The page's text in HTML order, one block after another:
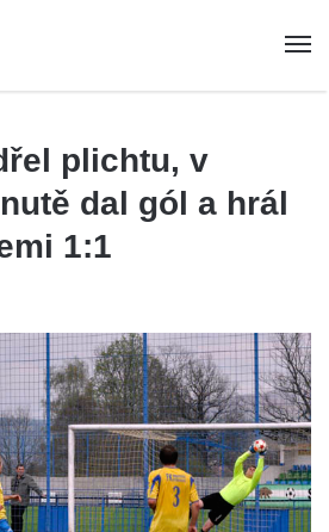
plichtu, v
dal gól a hrál
1:1